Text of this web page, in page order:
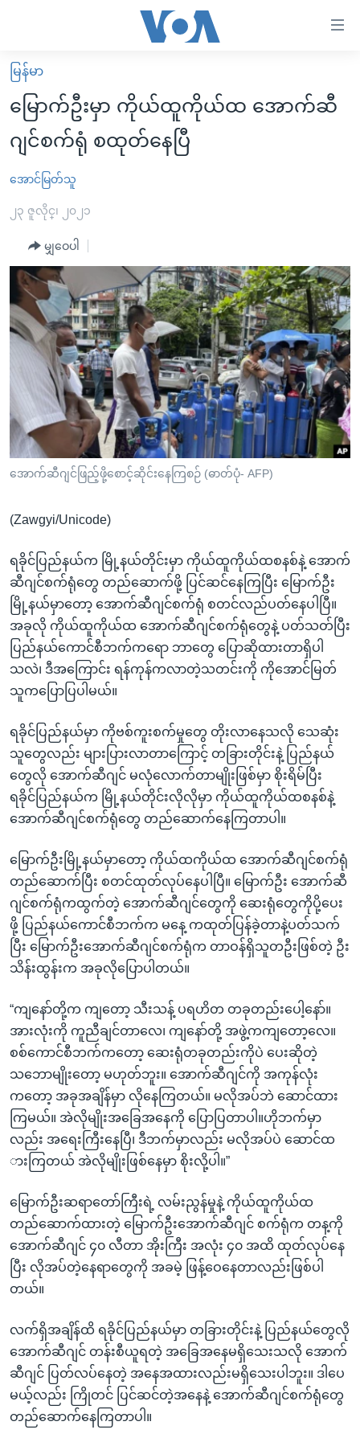
လွယ်ကူ
စေ
သည့်
Link
များ
ပင်မ
ကျော်
ကြည့်
ရန်
ပင်မ
စာမျက်နှာ
ကျော်
ကြည့်
ရှာဖွေ
နေရာ
သို့
ကျော်
ရန်
မူလစာမျက်နှာ
မြန်မာ
ကမ္ဘာ့သတင်းများ
နိုင်ငံတကာ
အစ္စရေး-ပါလက်စတိုင်း
ဗွီဒီယို
အင်္ဂလိပ်စာလေ့လာမယ်
အမေရိကန်သုံးအီဒီယံ
မကြေးမုံရဲ့ အင်္ဂလိပ်စာ
ရုပ်ရှင်ထဲက အင်္ဂလိပ်စာ
သုတပဒေသာ အင်္ဂလိပ်စာ
အပတ်စဉ်ကဏ္ဍများ
ရေဒီယို
တီဗွီ
ရေဒီယိုနှင့်ရုပ်သံ အချက်အလက်များ
ရေဒီယို/တီဗွီအစီအစဉ်
Learning English
ဗွီအိုအေ လူမှုကွန်ယက်များ
မြန်မာ
မြောက်ဦးမှာ ကိုယ်ထူကိုယ်ထ အောက်ဆီ
ဂျင်စက်ရုံ စထုတ်နေပြီ
အောင်မြတ်သူ
၂၃ ဇူလိုင္၊ ၂၀၂၁
မျှဝေပါ
အောက်ဆီဂျင်ဖြည့်ဖို့စောင့်ဆိုင်းနေကြစဉ် (ဓာတ်ပုံ- AFP)
(Zawgyi/Unicode)
ရခိုင်ပြည်နယ်က မြို့နယ်တိုင်းမှာ ကိုယ်ထူကိုယ်ထစနစ်နဲ့ အောက်
ဆီဂျင်စက်ရုံတွေ တည်ဆောက်ဖို့ ပြင်ဆင်နေကြပြီး မြောက်ဦး
မြို့နယ်မှာတော့ အောက်ဆီဂျင်စက်ရုံ စတင်လည်ပတ်နေပါပြီ။
အခုလို ကိုယ်ထူကိုယ်ထ အောက်ဆီဂျင်စက်ရုံတွေနဲ့ ပတ်သတ်ပြီး
ပြည်နယ်ကောင်စီဘက်ကရော ဘာတွေ ပြောဆိုထားတာရှိပါ
သလဲ၊ ဒီအကြောင်း ရန်ကုန်ကလာတဲ့သတင်းကို ကိုအောင်မြတ်
သူကပြောပြပါမယ်။
ရခိုင်ပြည်နယ်မှာ ကိုဗစ်ကူးစက်မှုတွေ တိုးလာနေသလို သေဆုံး
သူတွေလည်း များပြားလာတာကြောင့် တခြားတိုင်းနဲ့ ပြည်နယ်
တွေလို အောက်ဆီဂျင် မလုံလောက်တာမျိုးဖြစ်မှာ စိုးရိမ်ပြီး
ရခိုင်ပြည်နယ်က မြို့နယ်တိုင်းလိုလိုမှာ ကိုယ်ထူကိုယ်ထစနစ်နဲ့
အောက်ဆီဂျင်စက်ရုံတွေ တည်ဆောက်နေကြတာပါ။
မြောက်ဦးမြို့နယ်မှာတော့ ကိုယ်ထကိုယ်ထ အောက်ဆီဂျင်စက်ရုံ
တည်ဆောက်ပြီး စတင်ထုတ်လုပ်နေပါပြီ။ မြောက်ဦး အောက်ဆီ
ဂျင်စက်ရုံကထွက်တဲ့ အောက်ဆီဂျင်တွေကို ဆေးရုံတွေကိုပို့ပေး
ဖို့ ပြည်နယ်ကောင်စီဘက်က မနေ့ ကထုတ်ပြန်ခဲ့တာနဲ့ပတ်သက်
ပြီး မြောက်ဦးအောက်ဆီဂျင်စက်ရုံက တာဝန်ရှိသူတဦးဖြစ်တဲ့ ဦး
သိန်းထွန်းက အခုလိုပြောပါတယ်။
“ကျနော်တို့က ကျတော့ သီးသန့် ပရဟိတ တခုတည်းပေါ့နော်။
အားလုံးကို ကူညီချင်တာလေ၊ ကျနော်တို့ အဖွဲ့ကကျတော့လေ။
စစ်ကောင်စီဘက်ကတော့ ဆေးရုံတခုတည်းကိုပဲ ပေးဆိုတဲ့
သဘောမျိုးတော့ မဟုတ်ဘူး။ အောက်ဆီဂျင်ကို အကုန်လုံး
ကတော့ အခုအချိန်မှာ လိုနေကြတယ်။ မလိုအပ်ဘဲ ဆောင်ထား
ကြမယ်။ အဲလိုမျိုးအခြေအနေကို ပြောပြတာပါ။ဟိုဘက်မှာ
လည်း အရေးကြီးနေပြီ၊ ဒီဘက်မှာလည်း မလိုအပ်ပဲ ဆောင်ထ
ားကြတယ် အဲလိုမျိုးဖြစ်နေမှာ စိုးလို့ပါ။”
မြောက်ဦးဆရာတော်ကြီးရဲ့ လမ်းညွန်မှုနဲ့ ကိုယ်ထူကိုယ်ထ
တည်ဆောက်ထားတဲ့ မြောက်ဦးအောက်ဆီဂျင် စက်ရုံက တန့ကို
အောက်ဆီဂျင် ၄၀ လီတာ အိုးကြီး အလုံး ၄၀ အထိ ထုတ်လုပ်နေ
ပြီး လိုအပ်တဲ့နေရာတွေကို အခမဲ့ ဖြန့်ဝေနေတာလည်းဖြစ်ပါ
တယ်။
လက်ရှိအချိန်ထိ ရခိုင်ပြည်နယ်မှာ တခြားတိုင်းနဲ့ ပြည်နယ်တွေလို
အောက်ဆီဂျင် တန်းစီယူရတဲ့ အခြေအနေမရှိသေးသလို အောက်
ဆီဂျင် ပြတ်လပ်နေတဲ့ အနေအထားလည်းမရှိသေးပါဘူး။ ဒါပေ
မယ့်လည်း ကြိုတင် ပြင်ဆင်တဲ့အနေနဲ့ အောက်ဆီဂျင်စက်ရုံတွေ
တည်ဆောက်နေကြတာပါ။